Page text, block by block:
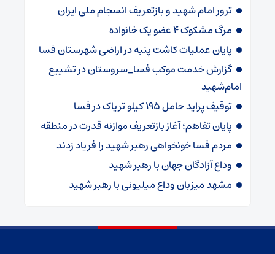
ترور امام شهید و بازتعریف انسجام ملی ایران
مرگ مشکوک ۴ عضو یک خانواده
پایان عملیات کاشت پنبه در اراضی شهرستان فسا
گزارش خدمت موکب فسا_سروستان در تشییع
امام‌شهید
توقیف پراید حامل ۱۹۵ کیلو تریاک در فسا
پایان تفاهم؛ آغاز بازتعریف موازنه قدرت در منطقه
مردم فسا خونخواهی رهبر شهید را فریاد زدند
وداع آزادگان جهان با رهبر شهید
مشهد میزبان وداع میلیونی با رهبر شهید